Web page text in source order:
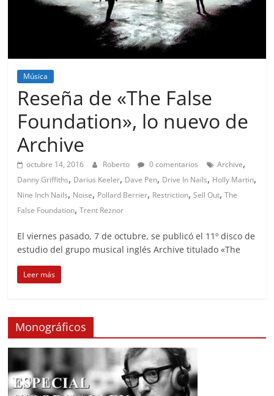
Música
Reseña de «The False
Foundation», lo nuevo de
Archive
octubre 14, 2016 Roberto 0 comentarios Archive,
Danny Griffiths, Darius Keeler, Dave Pen, Drive In Nails, Holly Martin,
Nine Inch Nails, Noise, Pollard Berrier, Restriction,Sell Out,The
False Foundation,Trent Reznor
El viernes pasado, 7 de octubre, se publicó el 11º disco de
estudio del grupo musical inglés Archive titulado «The
Leer más
Monográficos